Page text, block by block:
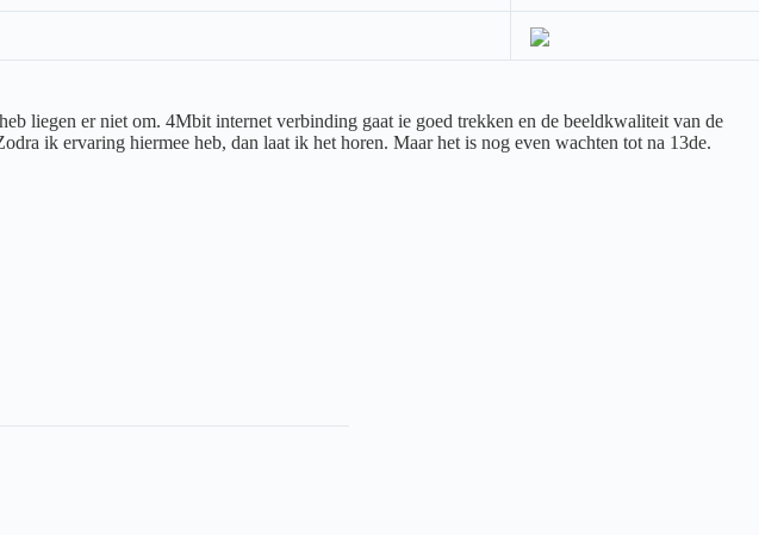
liegen er niet om. 4Mbit internet verbinding gaat ie goed trekken en de beeldkwaliteit van de
ik ervaring hiermee heb, dan laat ik het horen. Maar het is nog even wachten tot na 13de.